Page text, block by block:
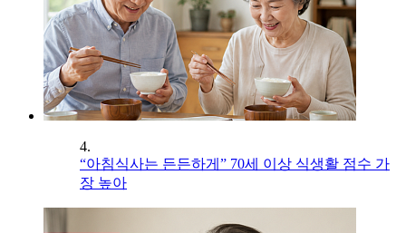
4.
“아침식사는 든든하게” 70세 이상 식생활 점수 가
장 높아